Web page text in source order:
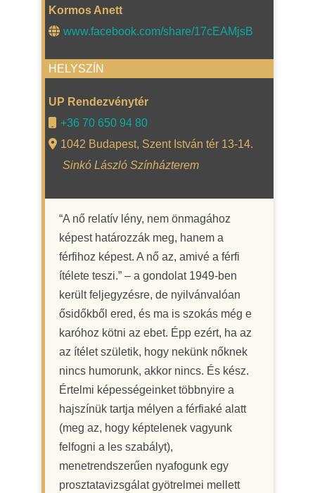
Kormos Anett
www.facebook.com/share/17cEAMjsB
HELYSZÍN
UP Rendezvénytér
+36 70 650 94 80
1042 Budapest, Szent István tér 13-14.
Sinkó László Színházterem
“A nő relatív lény, nem önmagához
képest határozzák meg, hanem a
férfihoz képest. A nő az, amivé a férfi
ítélete teszi.” – a gondolat 1949-ben
került feljegyzésre, de nyilvánvalóan
ősidőkből ered, és ma is szokás még e
karóhoz kötni az ebet. Épp ezért, ha az
az ítélet születik, hogy nekünk nőknek
nincs humorunk, akkor nincs. És kész.
Értelmi képességeinket többnyire a
hajszínük tartja mélyen a férfiaké alatt
(meg az, hogy képtelenek vagyunk
felfogni a les szabályt),
menetrendszerűen nyafogunk egy
prosztatavizsgálat gyötrelmei mellett